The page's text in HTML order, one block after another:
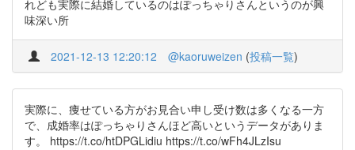
れども実際に結婚しているのはぽっちゃりさんというのが興
味深い所
2021-12-13 12:20:12 @kaoruweizen (投稿一覧)
実際に、痩せている方がお見合い申し受け数は多くなる一方
で、成婚率はぽっちゃりさんほど高いというデータがありま
す。 https://t.co/htDPGLidiu https://t.co/wFh4JLzIsu